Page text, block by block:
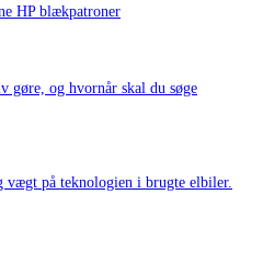
HP blækpatroner
gøre, og hvornår skal du søge
på teknologien i brugte elbiler.